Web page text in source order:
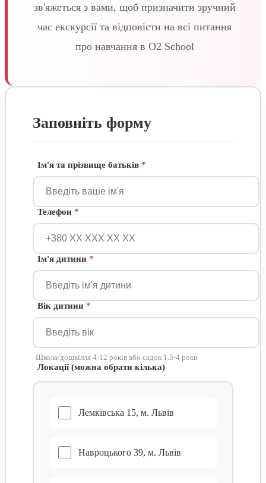
зв'яжеться з вами, щоб призначити зручний
час екскурсії та відповісти на всі питання
про навчання в O2 School
Заповніть форму
Ім'я та прізвище батьків *
Телефон *
Ім'я дитини *
Вік дитини *
Школа/дошкілля 4-12 років або садок 1.5-4 роки
Локації (можна обрати кілька)
Лемківська 15, м. Львів
Навроцького 39, м. Львів